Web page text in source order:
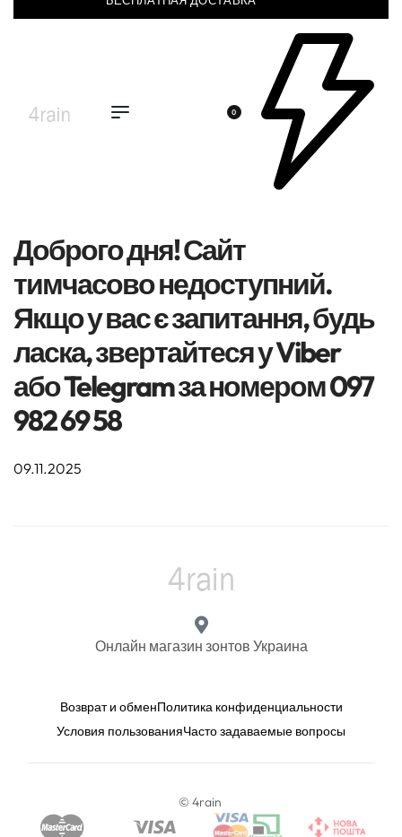
0
Доброго дня! Сайт
тимчасово недоступний.
Якщо у вас є запитання, будь
ласка, звертайтеся у Viber
або Telegram за номером 097
982 69 58
09.11.2025
Онлайн магазин зонтов Украина
Возврат и обменПолитика конфиденциальности
Условия пользованияЧасто задаваемые вопросы
© 4rain